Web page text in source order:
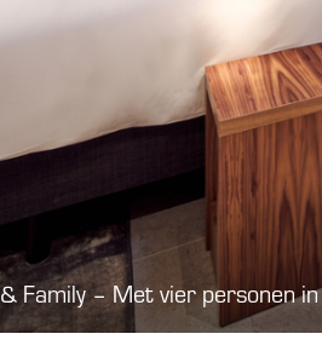
Family – Met vier personen